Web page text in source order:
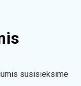
susisieksime